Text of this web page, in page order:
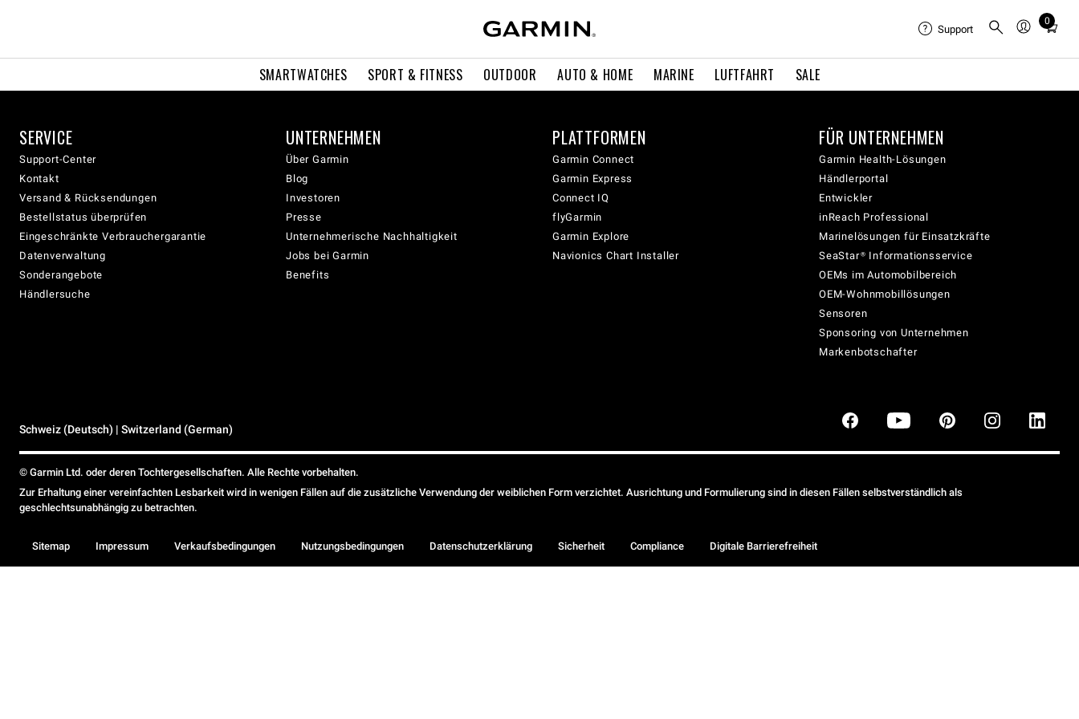
SMARTWATCHES SPORT & FITNESS OUTDOOR AUTO & HOME MARINE LUFTFAHRT SALE
Support
0
Total
cart:
SERVICE
Support-Center
Kontakt
Versand & Rücksendungen
Bestellstatus überprüfen
Eingeschränkte Verbrauchergarantie
Datenverwaltung
Sonderangebote
Händlersuche
UNTERNEHMEN
Über Garmin
Blog
Investoren
Presse
Unternehmerische Nachhaltigkeit
Jobs bei Garmin
Benefits
PLATTFORMEN
Garmin Connect
Garmin Express
Connect IQ
flyGarmin
Garmin Explore
Navionics Chart Installer
FÜR UNTERNEHMEN
Garmin Health-Lösungen
Händlerportal
Entwickler
inReach Professional
Marinelösungen für Einsatzkräfte
SeaStar® Informationsservice
OEMs im Automobilbereich
OEM-Wohnmobillösungen
Sensoren
Sponsoring von Unternehmen
Markenbotschafter
Schweiz (Deutsch) | Switzerland (German)
© Garmin Ltd. oder deren Tochtergesellschaften. Alle Rechte vorbehalten.
Zur Erhaltung einer vereinfachten Lesbarkeit wird in wenigen Fällen auf die zusätzliche Verwendung der weiblichen Form verzichtet. Ausrichtung und Formulierung sind in diesen Fällen selbstverständlich als
geschlechtsunabhängig zu betrachten.
Sitemap Impressum Verkaufsbedingungen Nutzungsbedingungen Datenschutzerklärung Sicherheit Compliance Digitale Barrierefreiheit